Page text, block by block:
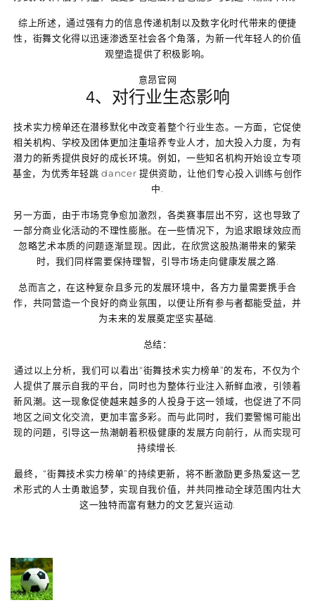
综上所述，通过强有力的信息传递机制以及数字化时代带来的便捷
性，街舞文化得以迅速渗透至社会各个角落，为新一代年轻人的价值
观塑造提供了积极影响。
意昂官网
4、对行业生态影响
技术实力榜单还在潜移默化中改变着整个行业生态。一方面，它促使
相关机构、学校及团体更加注重培养专业人才，加大投入力度，为有
潜力的新秀提供良好的成长环境。例如，一些知名机构开始设立专项
基金，为优秀年轻跳 dancer 提供资助，让他们专心投入训练与创作
中.
另一方面，由于市场竞争愈加激烈，各类赛事层出不穷，这也导致了
一部分商业化活动的不理性膨胀。在一些情况下，为追求眼球效应而
忽略艺术本质的问题逐渐显现。因此，在欣赏这股热潮带来的繁荣
时，我们同样需要保持理智，引导市场走向健康发展之路.
总而言之，在这种复杂且多元的发展环境中，各方力量需要携手合
作，共同营造一个良好的商业氛围，以便让所有参与者都能受益，并
为未来的发展奠定坚实基础.
总结：
通过以上分析，我们可以看出“街舞技术实力榜单”的发布，不仅为个
人提供了展示自我的平台，同时也为整体行业注入新鲜血液，引领着
新风潮。这一现象促使越来越多的人投身于这一领域，也促进了不同
地区之间文化交流，更加丰富多彩。而与此同时，我们要警惕可能出
现的问题，引导这一热潮朝着积极健康的发展方向前行，从而实现可
持续增长.
最终，“街舞技术实力榜单”的持续更新，将不断激励更多热爱这一艺
术形式的人士勇敢追梦，实现自我价值，并共同推动全球范围内壮大
这一独特而富有魅力的文艺复兴运动.